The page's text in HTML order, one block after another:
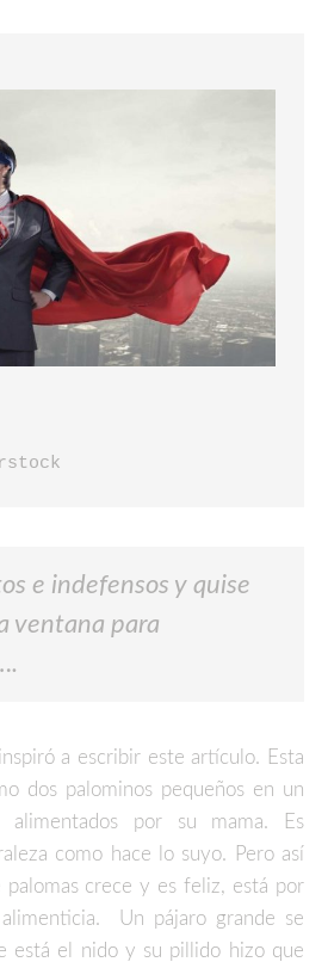
e indefensos y quise
ventana para
a escribir este artículo. Esta
dos palominos pequeños en un
por su mama. Es
como hace lo suyo. Pero así
crece y es feliz, está por
Un pájaro grande se
está el nido y su pillido hizo que